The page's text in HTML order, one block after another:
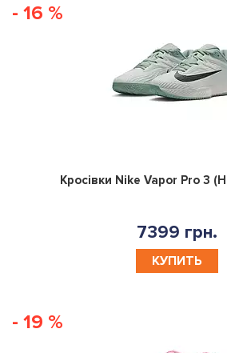
- 16 %
Кросівки Nike Vapor Pro 3
7399 грн.
КУПИТЬ
- 19 %